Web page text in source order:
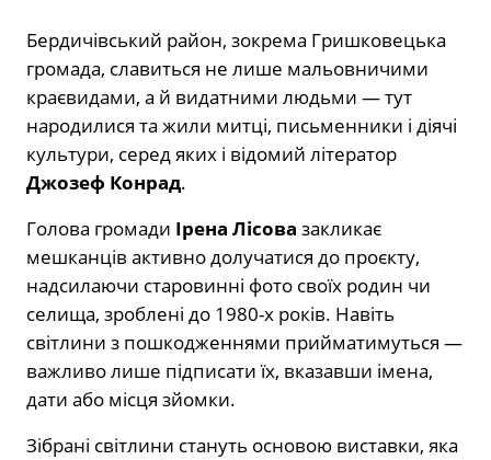
Бердичівський район, зокрема Гришковецька
громада, славиться не лише мальовничими
краєвидами, а й видатними людьми — тут
народилися та жили митці, письменники і діячі
культури, серед яких і відомий літератор
Джозеф Конрад.
Голова громади Ірена Лісова закликає
мешканців активно долучатися до проєкту,
надсилаючи старовинні фото своїх родин чи
селища, зроблені до 1980-х років. Навіть
світлини з пошкодженнями прийматимуться —
важливо лише підписати їх, вказавши імена,
дати або місця зйомки.
Зібрані світлини стануть основою виставки, яка